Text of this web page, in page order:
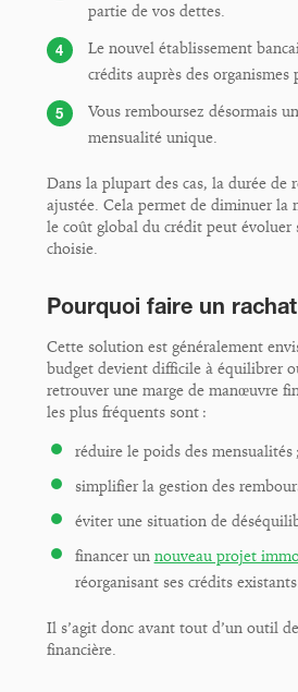
partie de vos dettes.
Le nouvel établissement
crédits auprès des organismes
Vous remboursez désormais
mensualité unique.
Dans la plupart des cas, la durée de
ajustée. Cela permet de diminuer la
le coût global du crédit peut évoluer
choisie.
Pourquoi faire un
Cette solution est généralement
budget devient difficile à équilibrer
retrouver une marge de manœuvre
les plus fréquents sont :
réduire le poids des mensualités ;
simplifier la gestion des
éviter une situation de
financer un nouveau projet
réorganisant ses crédits
Il s’agit donc avant tout d’un outil
financière.